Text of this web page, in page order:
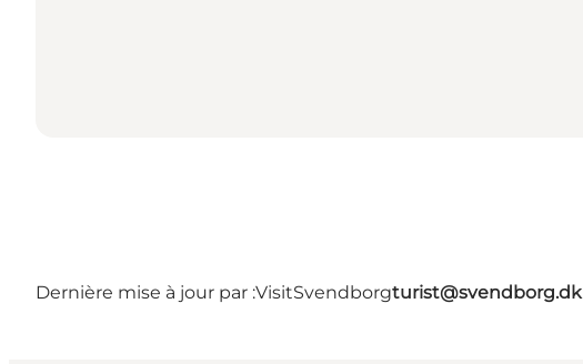
Dernière mise à jour par :VisitSvendborgturist@svendborg.dk